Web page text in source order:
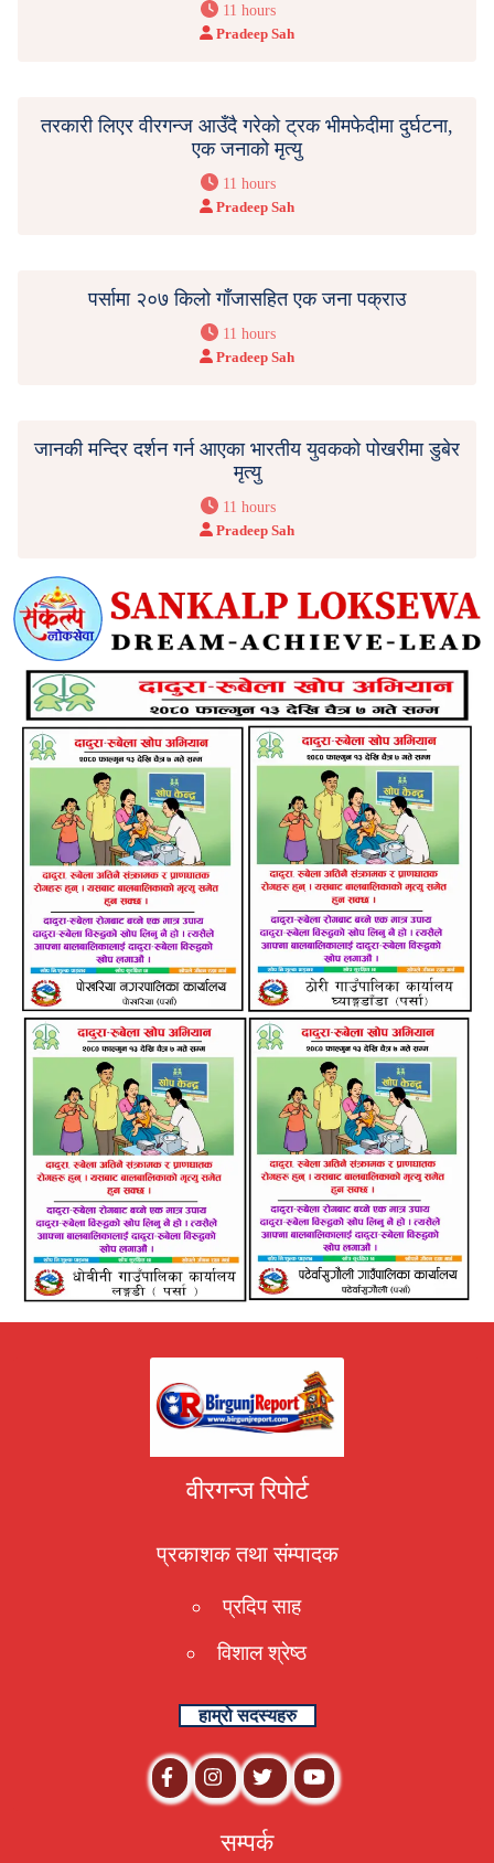
11 hours
Pradeep Sah
तरकारी लिएर वीरगन्ज आउँदै गरेको ट्रक भीमफेदीमा दुर्घटना,
एक जनाको मृत्यु
11 hours
Pradeep Sah
पर्सामा २०७ किलो गाँजासहित एक जना पक्राउ
11 hours
Pradeep Sah
जानकी मन्दिर दर्शन गर्न आएका भारतीय युवकको पोखरीमा डुबेर
मृत्यु
11 hours
Pradeep Sah
वीरगन्ज रिपोर्ट
प्रकाशक तथा संम्पादक
प्रदिप साह
विशाल श्रेष्ठ
हाम्रो सदस्यहरु
सम्पर्क